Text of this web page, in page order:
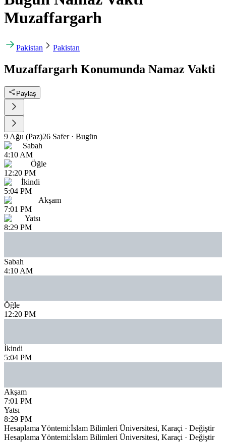
Muzaffargarh
Pakistan Pakistan
Muzaffargarh Konumunda Namaz Vakti
Paylaş
9 Ağu (Paz)26 Safer· Bugün
Sabah
4:10 AM
Öğle
12:20 PM
İkindi
5:04 PM
Akşam
7:01 PM
Yatsı
8:29 PM
Sabah
4:10 AM
Öğle
12:20 PM
İkindi
5:04 PM
Akşam
7:01 PM
Yatsı
8:29 PM
Hesaplama Yöntemi:İslam Bilimleri Üniversitesi, Karaçi · Değiştir
Hesaplama Yöntemi:İslam Bilimleri Üniversitesi, Karaçi · Değiştir